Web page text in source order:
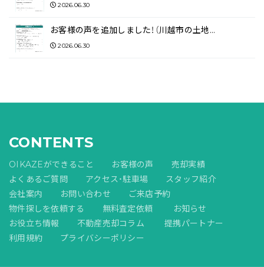
2026.06.30
お客様の声を追加しました！（川越市の土地…
2026.06.30
CONTENTS
OIKAZEができること お客様の声
売却実績
よくあるご質問
アクセス・駐車場
スタッフ紹介
会社案内
お問い合わせ
ご来店予約
物件探しを依頼する
無料査定依頼
お知らせ
お役立ち情報
不動産売却コラム
提携パートナー
利用規約
プライバシーポリシー